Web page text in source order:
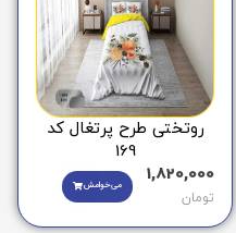
روتختی طرح پرتغال کد
169
1,820,000
تومان
می‌خوامش